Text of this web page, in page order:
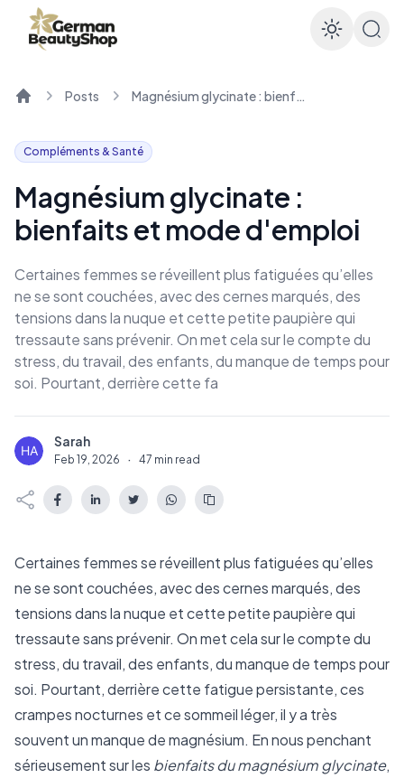
Posts Magnésium glycinate : bienfaits et mode d'emploi
Compléments & Santé
Magnésium glycinate :
bienfaits et mode d'emploi
Certaines femmes se réveillent plus fatiguées qu’elles
ne se sont couchées, avec des cernes marqués, des
tensions dans la nuque et cette petite paupière qui
tressaute sans prévenir. On met cela sur le compte du
stress, du travail, des enfants, du manque de temps pour
soi. Pourtant, derrière cette fa
S Sarah
Feb 19, 2026 · 47 min read
Certaines femmes se réveillent plus fatiguées qu’elles
ne se sont couchées, avec des cernes marqués, des
tensions dans la nuque et cette petite paupière qui
tressaute sans prévenir. On met cela sur le compte du
stress, du travail, des enfants, du manque de temps pour
soi. Pourtant, derrière cette fatigue persistante, ces
crampes nocturnes et ce sommeil léger, il y a très
souvent un manque de magnésium. En nous penchant
sérieusement sur les bienfaits du magnésium glycinate,